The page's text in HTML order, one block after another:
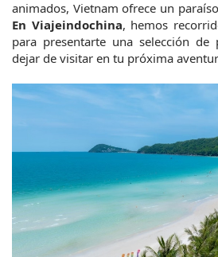
En Viajeindochina, hemos
para presentarte una selección de
dejar de visitar en tu próxima